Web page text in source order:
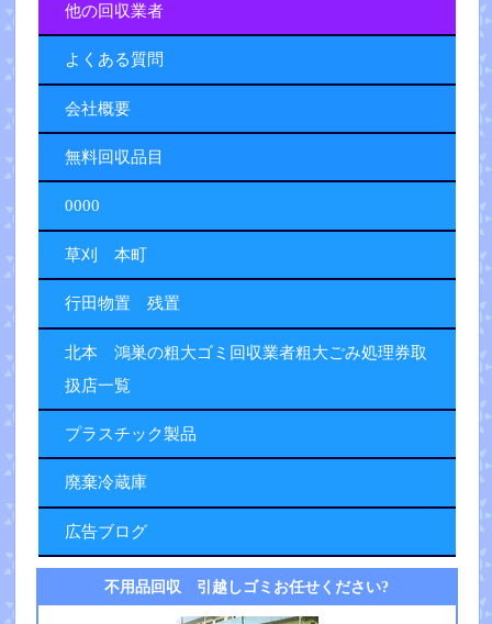
他の回収業者
よくある質問
会社概要
無料回収品目
0000
草刈 本町
行田物置 残置
北本 鴻巣の粗大ゴミ回収業者粗大ごみ処理券取
扱店一覧
プラスチック製品
廃棄冷蔵庫
広告ブログ
不用品回収 引越しゴミお任せください?